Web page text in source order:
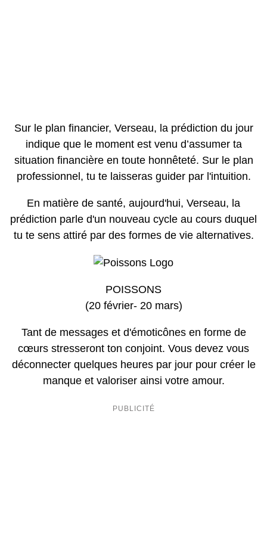
Sur le plan financier, Verseau, la prédiction du jour
indique que le moment est venu d’assumer ta
situation financière en toute honnêteté. Sur le plan
professionnel, tu te laisseras guider par l'intuition.
En matière de santé, aujourd'hui, Verseau, la
prédiction parle d'un nouveau cycle au cours duquel
tu te sens attiré par des formes de vie alternatives.
POISSONS
(20 février- 20 mars)
Tant de messages et d'émoticônes en forme de
cœurs stresseront ton conjoint. Vous devez vous
déconnecter quelques heures par jour pour créer le
manque et valoriser ainsi votre amour.